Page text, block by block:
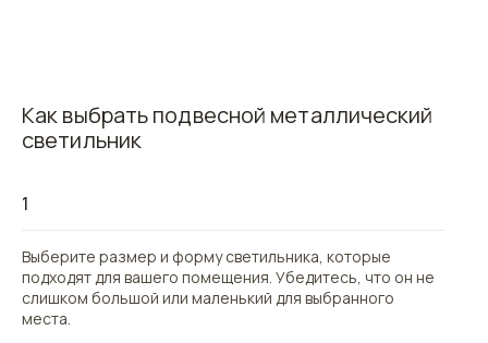
Как выбрать подвесной металлический
светильник
1
Выберите размер и форму светильника, которые
подходят для вашего помещения. Убедитесь, что он не
слишком большой или маленький для выбранного
места.